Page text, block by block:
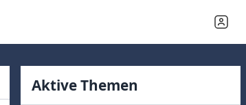
Aktive Themen